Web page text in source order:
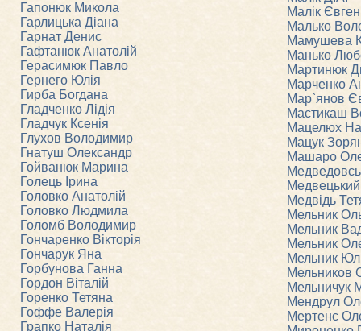
Гапонюк Микола
Гарлицька Діана
Гарнат Денис
Гафтанюк Анатолій
Герасимюк Павло
Гернего Юлія
Гирба Богдана
Гладченко Лідія
Гладчук Ксенія
Глухов Володимир
Гнатуш Олександр
Гойванюк Марина
Голець Ірина
Головко Анатолій
Головко Людмила
Голомб Володимир
Гончаренко Вікторія
Гончарук Яна
Горбунова Ганна
Гордон Віталій
Горенко Тетяна
Гоффе Валерія
Грапко Наталія
Малік
Малько
Мамушева
Манько
Мартинюк
Марченко
Мар`янов
Мастикаш
Мацелюх
Мацук
Машаро
Медвецький
Медвідь
Мельник
Мельник
Мельник
Мельник
Мельников
Мельничук
Мендрул
Мертенс